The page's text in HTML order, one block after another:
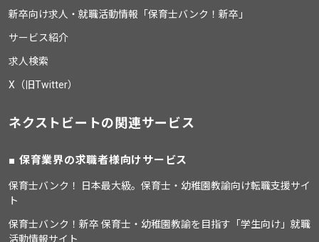
新卒向け求人・就職活動情報「保育士バンク！新卒」
サービス紹介
求人検索
X（旧Twitter）
ネクストビートの関連サービス
保育業界の求職者様向けサービス
保育士バンク！ 日本最大級。保育士・幼稚園教諭向け転職支援サイ
ト
保育士バンク！新卒 保育士・幼稚園教諭を目指す「学生向け」就職
活動情報サイト